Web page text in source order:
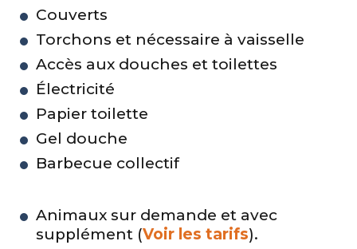
Couverts
Torchons et nécessaire à vaisselle
Accès aux douches et toilettes
Électricité
Papier toilette
Gel douche
Barbecue collectif
Animaux sur demande et avec
supplément (Voir les tarifs).